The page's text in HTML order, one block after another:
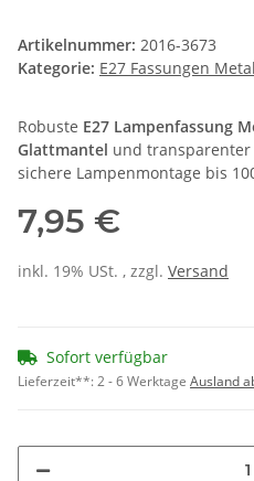
Artikelnummer: 2016-3673
Kategorie: E27 Fassungen
Robuste E27 Lampenfassung
Glattmantel und
sichere Lampenmontage bis
7,95 €
inkl. 19% USt. , zzgl. Versand
Sofort verfügbar
Lieferzeit**:2 - 6 Werktage Ausland